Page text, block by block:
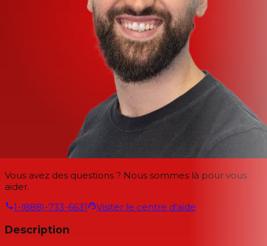
Vous avez des questions ? Nous sommes là pour vous
aider.
1-(888)-733-6631
Visiter le centre d'aide
Description